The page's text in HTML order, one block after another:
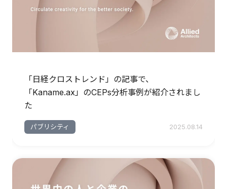
「日経クロストレンド」の記事で、
「Kaname.ax」のCEPs分析事例が紹介されまし
た
パブリシティ 2025.08.14